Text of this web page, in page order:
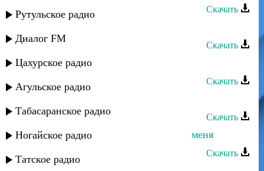
Рутульское радио
Диалог FM
Цахурское радио
Агульское радио
Табасаранское радио
Ногайское радио
Татское радио
Скачать
Скачать
Мурад Садуев - Игра без меня
Скачать
Скачать
Эльдар Далгатов - Замуж выйди за меня
Скачать